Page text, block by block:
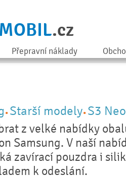
.cz
Přepravní náklady
Starší modely S3
z velké nabídky
Samsung. V naší
zavírací pouzdra i
k odeslání.